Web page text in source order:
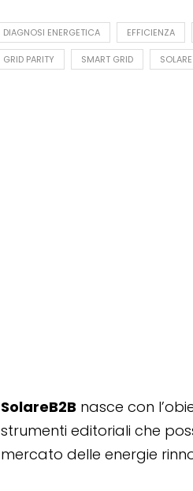
DIAGNOSI ENERGETICA EFFICIENZA
GRID PARITY SMART GRID
SolareB2B nasce con
strumenti editoriali che
mercato delle energie